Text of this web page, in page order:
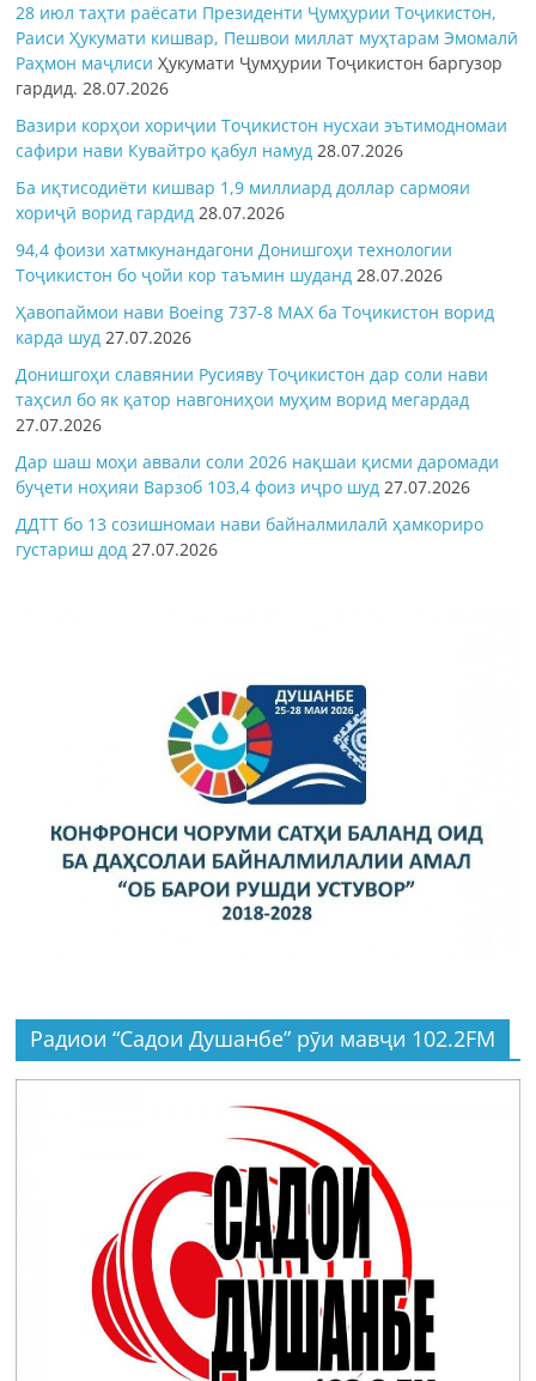
28 июл таҳти раёсати Президенти Ҷумҳурии Тоҷикистон,
Раиси Ҳукумати кишвар, Пешвои миллат муҳтарам Эмомалӣ
Раҳмон маҷлисиҲукумати Ҷумҳурии Тоҷикистон баргузор
гардид.28.07.2026
Вазири корҳои хориҷии Тоҷикистон нусхаи эътимодномаи
сафири нави Кувайтро қабул намуд 28.07.2026
Ба иқтисодиёти кишвар 1,9 миллиард доллар сармояи
хориҷӣ ворид гардид 28.07.2026
94,4 фоизи хатмкунандагони Донишгоҳи технологии
Тоҷикистон бо ҷойи кор таъмин шуданд 28.07.2026
Ҳавопаймои нави Boeing 737-8 MAX ба Тоҷикистон ворид
карда шуд 27.07.2026
Донишгоҳи славянии Русияву Тоҷикистон дар соли нави
таҳсил бо як қатор навгониҳои муҳим ворид мегардад
27.07.2026
Дар шаш моҳи аввали соли 2026 нақшаи қисми даромади
буҷети ноҳияи Варзоб 103,4 фоиз иҷро шуд 27.07.2026
ДДТТ бо 13 созишномаи нави байналмилалӣ ҳамкориро
густариш дод 27.07.2026
Радиои “Садои Душанбе” рӯи мавҷи 102.2FM